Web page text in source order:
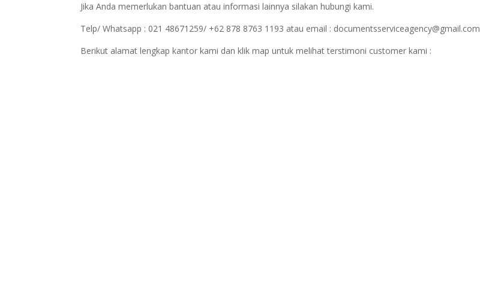
Jika Anda memerlukan bantuan atau informasi lainnya silakan hubungi kami.
Telp/ Whatsapp : 021 48671259/ +62 878 8763 1193 atau email : documentsserviceagency@gmail.com
Berikut alamat lengkap kantor kami dan klik map untuk melihat terstimoni customer kami :